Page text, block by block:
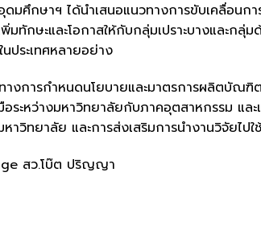
ดมศึกษาฯ ได้นำเสนอแนวทางการขับเคลื่อน
มทักษะและโอกาสให้กับกลุ่มเปราะบางและกลุ่
ประเทศหลายอย่าง
างการกำหนดนโยบายและมาตรการผลิตบัณ
ระหว่างมหาวิทยาลัยกับภาคอุตสาหกรรม และ
ทยาลัย และการส่งเสริมการนำงานวิจัยไปใ
สว.โบ๊ต ปริญญา